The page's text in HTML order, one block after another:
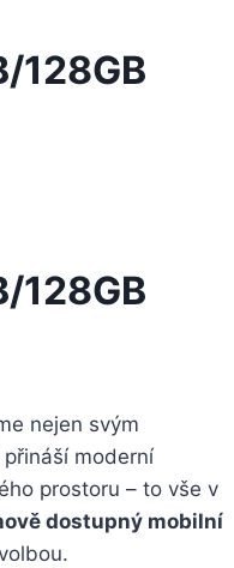
128GB
128GB
nejen svým
moderní
prostoru – to vše v
dostupný mobilní